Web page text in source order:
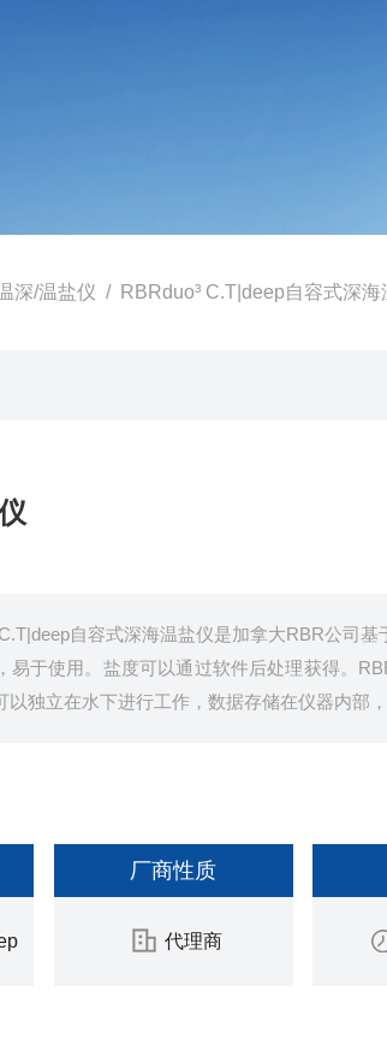
深/温盐仪 / RBRduo³ C.T|deep自容式深海
自容式深海温盐仪是加拿大RBR公司
易于使用。盐度可以通过软件后处理获得。
以独立在水下进行工作，数据存储在仪器内部
厂商性质
代理商